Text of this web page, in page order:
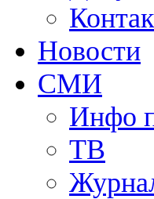
Новости
СМИ
Инфо
ТВ